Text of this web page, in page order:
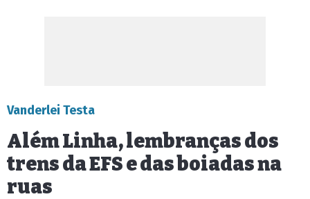
Vanderlei Testa
Além Linha, lembranças dos
trens da EFS e das boiadas na
ruas